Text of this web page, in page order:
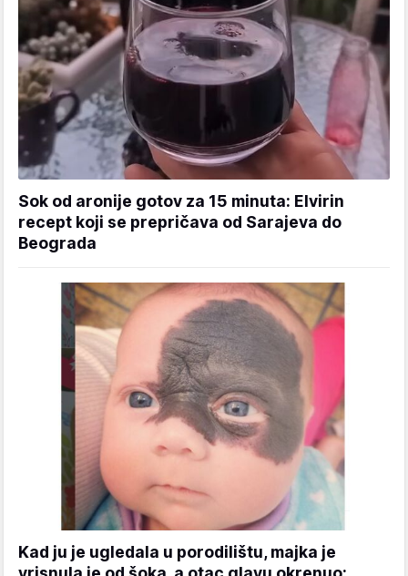
Sok od aronije gotov za 15 minuta: Elvirin
recept koji se prepričava od Sarajeva do
Beograda
Kad ju je ugledala u porodilištu, majka je